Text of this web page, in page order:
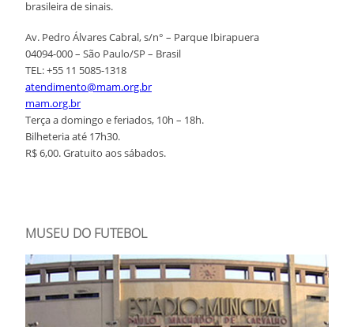
brasileira de sinais.
Av. Pedro Álvares Cabral, s/n° – Parque Ibirapuera
04094-000 – São Paulo/SP – Brasil
TEL: +55 11 5085-1318
atendimento@mam.org.br
mam.org.br
Terça a domingo e feriados, 10h – 18h.
Bilheteria até 17h30.
R$ 6,00. Gratuito aos sábados.
MUSEU DO FUTEBOL